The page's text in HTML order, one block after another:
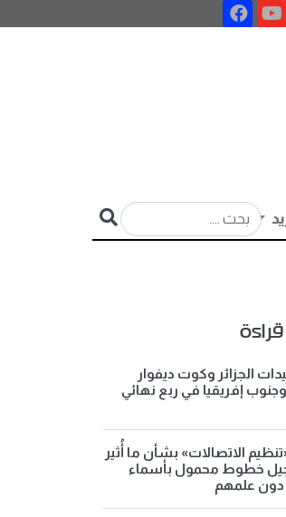
قراءة
الجزائر وكوت ديفوار
إفريقيا في ربع نهائي
الاتصالات» بشأن ما أُثير
خطوط محمول بأسماء
دون علمهم